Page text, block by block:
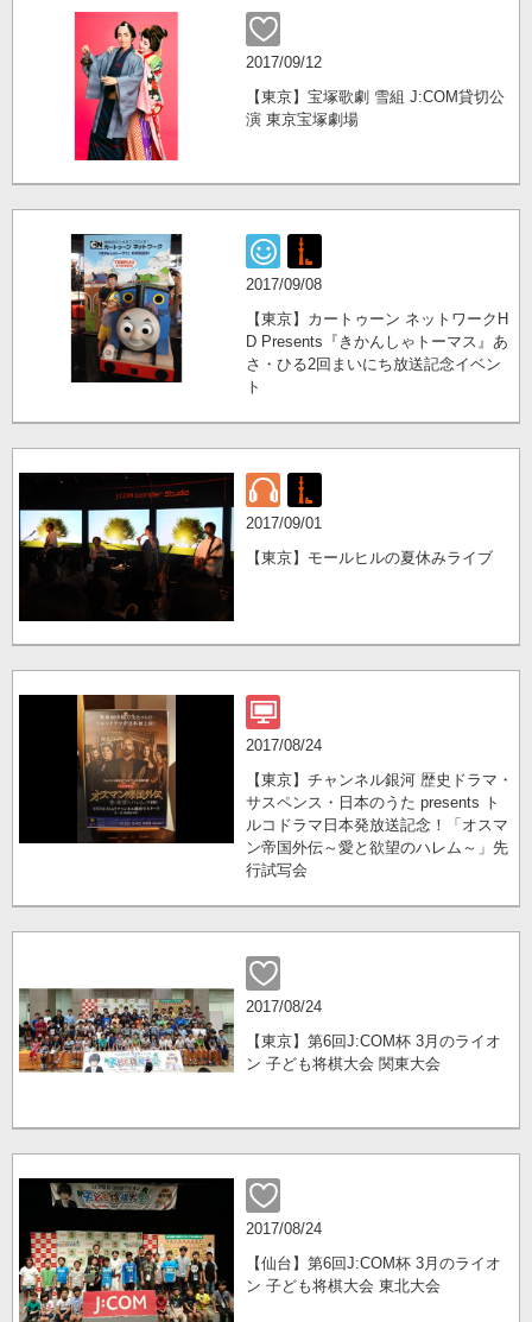
2017/09/12
【東京】宝塚歌劇 雪組 J:COM貸切公
演 東京宝塚劇場
2017/09/08
【東京】カートゥーン ネットワークH
D Presents『きかんしゃトーマス』あ
さ・ひる2回まいにち放送記念イベン
ト
2017/09/01
【東京】モールヒルの夏休みライブ
2017/08/24
【東京】チャンネル銀河 歴史ドラマ・
サスペンス・日本のうた presents ト
ルコドラマ日本発放送記念！「オスマ
ン帝国外伝～愛と欲望のハレム～」先
行試写会
2017/08/24
【東京】第6回J:COM杯 3月のライオ
ン 子ども将棋大会 関東大会
2017/08/24
【仙台】第6回J:COM杯 3月のライオ
ン 子ども将棋大会 東北大会